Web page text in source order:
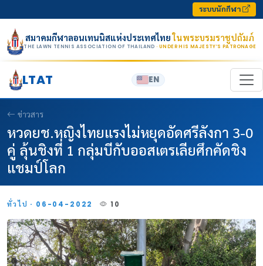
ระบบนักกีฬา
สมาคมกีฬาลอนเทนนิสแห่งประเทศไทยในพระบรมราชูปถัมภ์
THE LAWN TENNIS ASSOCIATION OF THAILAND · UNDER HIS MAJESTY’S PATRONAGE
LTAT EN
ข่าวสาร
หวดยช.หญิงไทยแรงไม่หยุดอัดศรีลังกา 3-0
คู่ ลุ้นชิงที่ 1 กลุ่มบีกับออสเตรเลียศึกคัดชิง
แชมป์โลก
ทั่วไป · 06-04-2022 10